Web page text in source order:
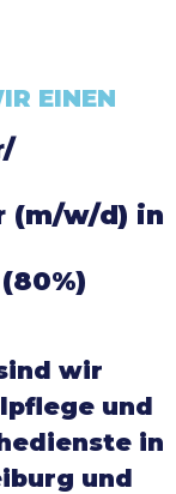
EINEN
(m/w/d) in
wir
und
in
und